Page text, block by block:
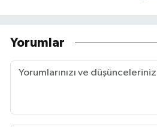
Yorumlar